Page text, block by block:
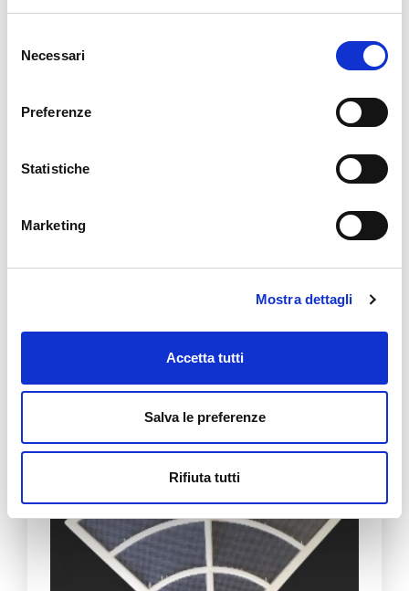
delNecessari
Preferenze
Statistiche
Marketing
Mostra dettagli
Accetta tutti
Salva le preferenze
Rifiuta tutti
Zubehör/Ersatzteile Germoglio
Saatschale Germoglio